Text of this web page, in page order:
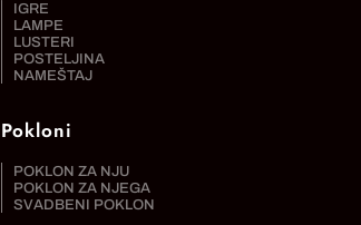
IGRE
LAMPE
LUSTERI
POSTELJINA
NAMEŠTAJ
Pokloni
POKLON ZA NJU
POKLON ZA NJEGA
SVADBENI POKLON